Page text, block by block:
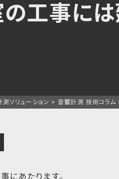
工事に
ソリューション 音響計測 技術コラム
にあたります。